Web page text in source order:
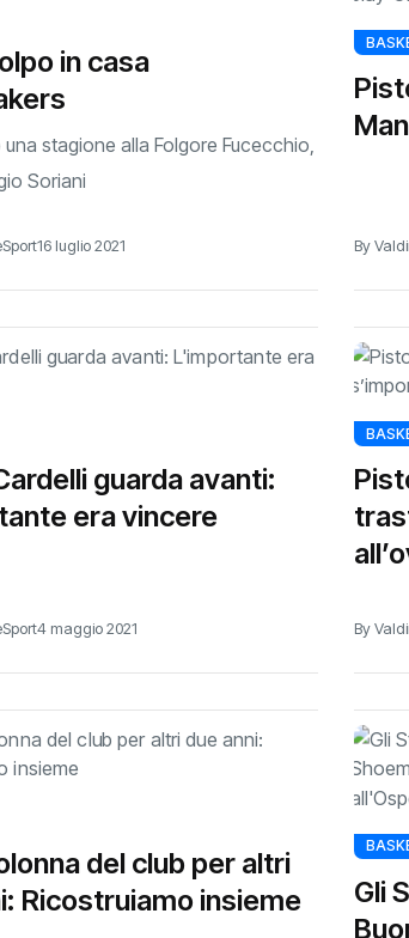
in casa
stagione alla Folgore Fucecchio,
Soriani
16 luglio 2021 By
guarda avanti:
era vincere
4 maggio 2021 By
del club per altri
Ricostruiamo insieme
Gli